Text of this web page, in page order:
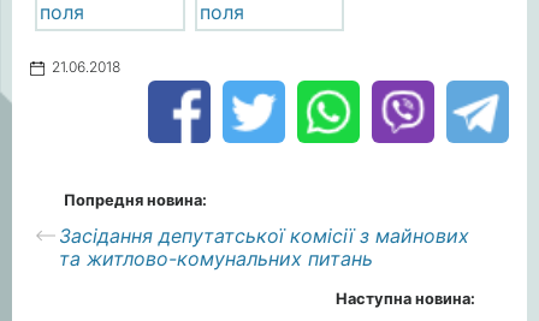
21.06.2018
Попредня новина:
Засідання депутатської комісії з майнових
та житлово-комунальних питань
Наступна новина: